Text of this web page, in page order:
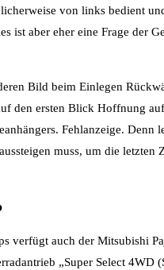
von links bedient
ist aber eher eine Frage der
Bild beim Einlegen
den ersten Blick Hoffnung
Fehlanzeige.
muss, um die
verfügt auch der Mitsubishi
„Super Select 4WD